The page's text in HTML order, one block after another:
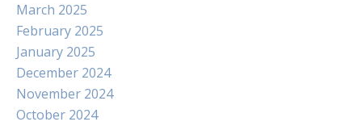
March 2025
February 2025
January 2025
December 2024
November 2024
October 2024